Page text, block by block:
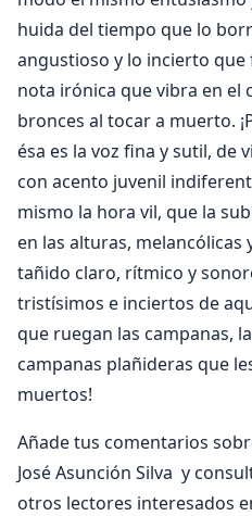
huida del tiempo que lo
angustioso y lo incierto que
nota irónica que vibra en el
bronces al tocar a muerto.
ésa es la voz fina y sutil, de
con acento juvenil
mismo la hora vil, que la
en las alturas, melancólicas
tañido claro, rítmico y
tristísimos e inciertos de
que ruegan las campanas,
campanas plañideras que
muertos!
Añade tus comentarios
José Asunción Silva y
otros lectores interesados